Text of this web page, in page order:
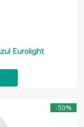
Eurolight
-50%